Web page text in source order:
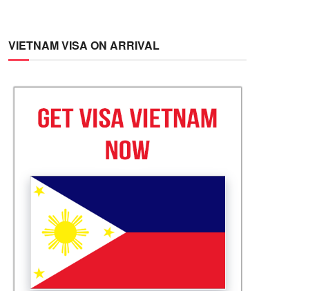
VIETNAM VISA ON ARRIVAL